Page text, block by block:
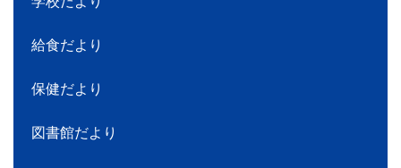
給食だより
保健だより
図書館だより